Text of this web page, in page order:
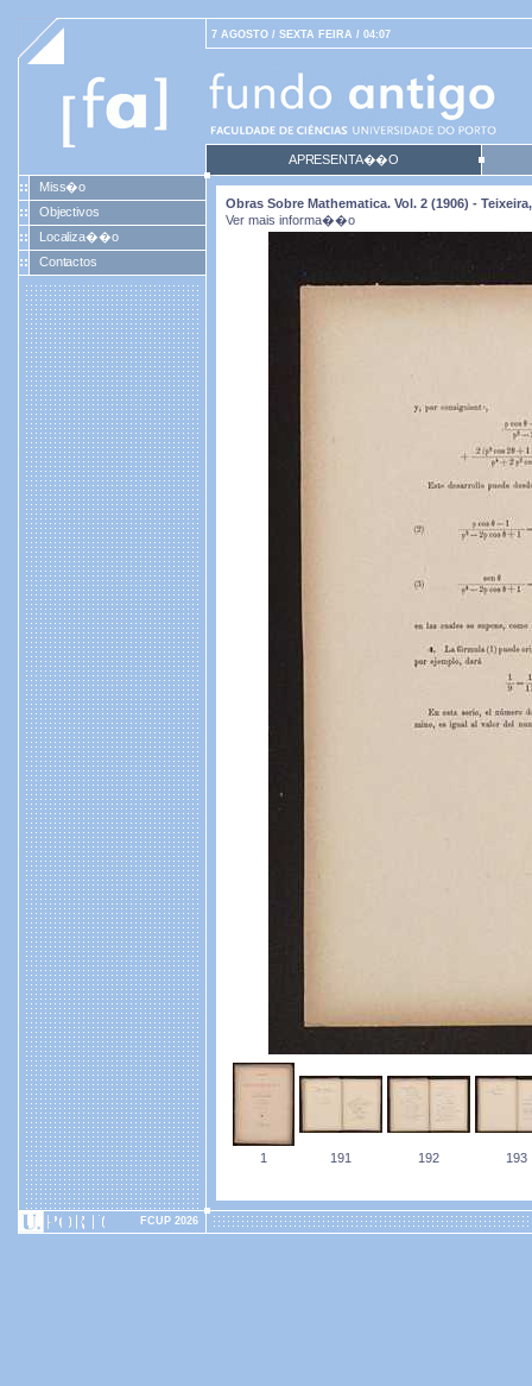
7 AGOSTO / SEXTA FEIRA / 04:07
APRESENTA��O
Miss�o
Objectivos
Localiza��o
Contactos
Obras Sobre Mathematica. Vol. 2 (1906) -
Ver mais informa��o
1 191 192 193
FCUP 2026